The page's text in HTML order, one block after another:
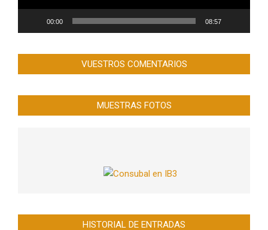
00:00 08:57
VUESTROS COMENTARIOS
MUESTRAS FOTOS
HISTORIAL DE ENTRADAS